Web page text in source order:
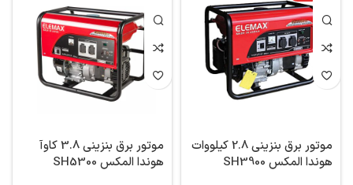
موتور برق بنزینی 2.8 کیلووات
هوندا المکس SH3900
موتور برق بنزینی 3.8 کاوآ
هوندا المکس SH5300